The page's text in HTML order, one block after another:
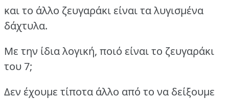
και το άλλο ζευγαράκι είναι τα λυγισμένα
δάχτυλα.
Με την ίδια λογική, ποιό είναι το ζευγαράκι
του 7;
Δεν έχουμε τίποτα άλλο από το να δείξουμε